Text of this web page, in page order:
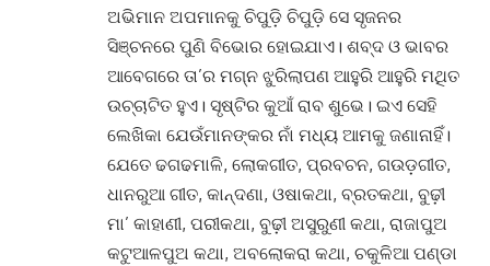
ଅଭିମାନ ଅପମାନକୁ ଚିପୁଡ଼ି ଚିପୁଡ଼ି ସେ ସୃଜନର
ସିଞ୍ଚନରେ ପୁଣି ବିଭୋର ହୋଇଯାଏ। ଶବ୍ଦ ଓ ଭାବର
ଆବେଗରେ ତା’ର ମଗ୍ନ ଝୁରିଲାପଣ ଆହୁରି ଆହୁରି ମଥିତ
ଉଚ୍ଚାଟିତ ହୁଏ। ସୃଷ୍ଟିର କୁଆଁ ରାବ ଶୁଭେ। ଇଏ ସେହି
ଲେଖିକା ଯେଉଁମାନଙ୍କର ନାଁ ମଧ୍ୟ ଆମକୁ ଜଣାନାହିଁ।
ଯେତେ ଢଗଢମାଳି, ଲୋକଗୀତ, ପ୍ରବଚନ, ଗଉଡ଼ଗୀତ,
ଧାନରୁଆ ଗୀତ, କାନ୍ଦଣା, ଓଷାକଥା, ବ୍ରତକଥା, ବୁଢ଼ୀ
ମା’ କାହାଣୀ, ପରୀକଥା, ବୁଢ଼ୀ ଅସୁରୁଣୀ କଥା, ରାଜାପୁଅ
କଟୁଆଳପୁଅ କଥା, ଅବଲୋକରା କଥା, ଚକୁଳିଆ ପଣ୍ଡା